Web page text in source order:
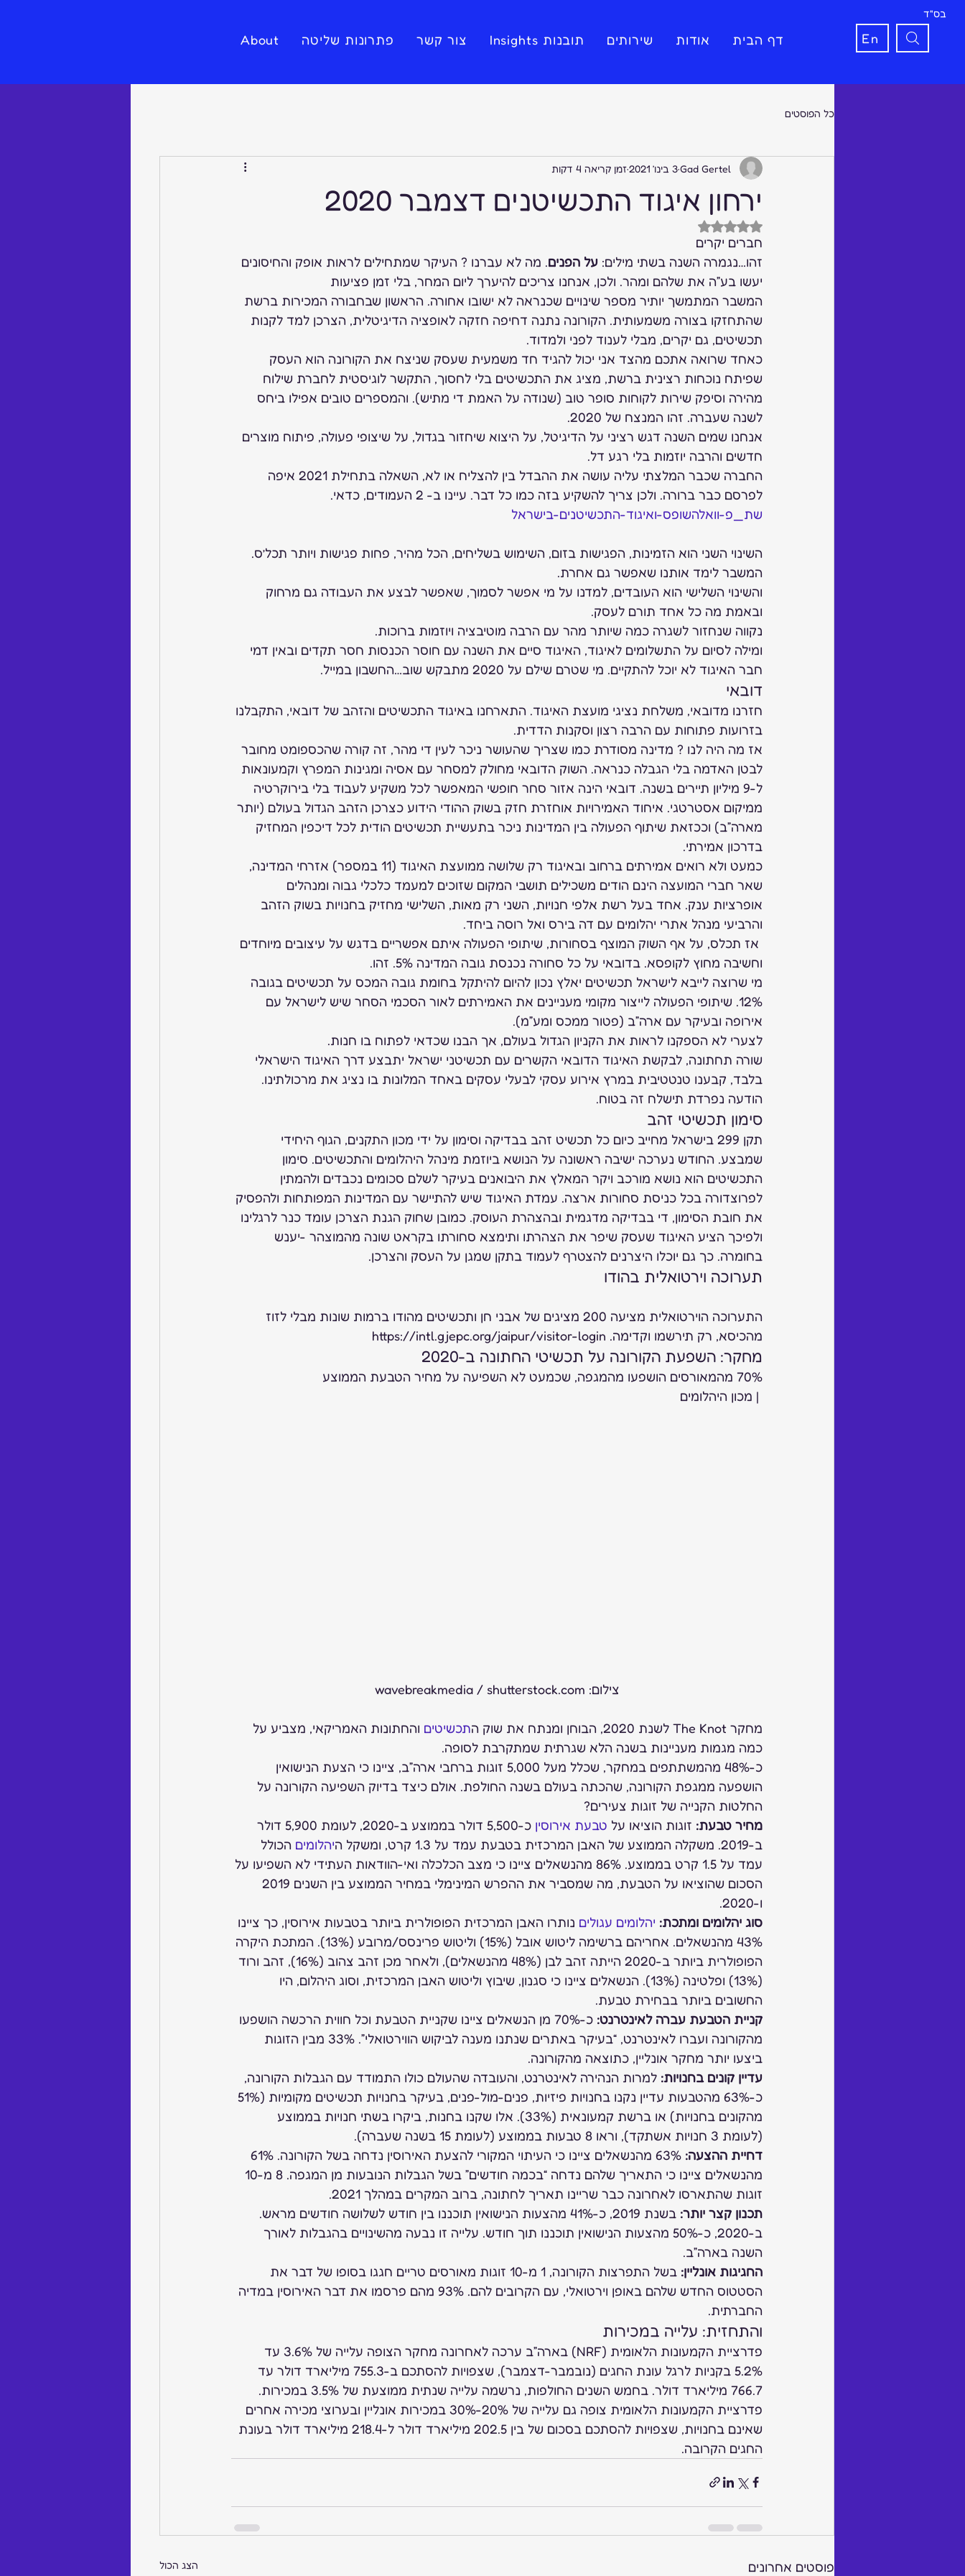
דף הבית אודות שירותים תובנות Insights צור קשר פתרונות שליטה About
בס"ד
En
כל הפוסטים
ירחון איגוד התכשיטנים דצמבר 2020
Gad Gertel3 בינו׳ 2021 זמן קריאה 4 דקות
דירוג של NaN מתוך 5 כוכבים
חברים יקרים
זהו…נגמרה השנה בשתי מילים: על הפנים. מה לא עברנו ? העיקר שמתחילים לראות אופק והחיסונים
יעשו בע”ה את שלהם ומהר. ולכן, אנחנו צריכים להיערך ליום המחר, בלי זמן פציעות
המשבר המתמשך יותיר מספר שינויים שכנראה לא ישובו אחורה. הראשון שבחבורה המכירות ברשת
שהתחזקו בצורה משמעותית. הקורונה נתנה דחיפה חזקה לאופציה הדיגיטלית, הצרכן למד לקנות
תכשיטים, גם יקרים, מבלי לענוד לפני ולמדוד.
כאחד שרואה אתכם מהצד אני יכול להגיד חד משמעית שעסק שניצח את הקורונה הוא העסק
שפיתח נוכחות רצינית ברשת, מציג את התכשיטים בלי לחסוך, התקשר לוגיסטית לחברת שילוח
מהירה וסיפק שירות לקוחות סופר טוב (שנודה על האמת די מתיש). והמספרים טובים אפילו ביחס
לשנה שעברה. זהו המנצח של 2020.
אנחנו שמים השנה דגש רציני על הדיגיטל, על היצוא שיחזור בגדול, על שיצופי פעולה, פיתוח מוצרים
חדשים והרבה יוזמות בלי רגע דל.
החברה שכבר המלצתי עליה עושה את ההבדל בין להצליח או לא, השאלה בתחילת 2021 איפה
לפרסם כבר ברורה. ולכן צריך להשקיע בזה כמו כל דבר. עיינו ב- 2 העמודים, כדאי.
שת_פ-וואלהשופס-ואיגוד-התכשיטנים-בישראל
השינוי השני הוא הזמינות, הפגישות בזום, השימוש בשליחים, הכל מהיר, פחות פגישות ויותר תכל’ס.
המשבר לימד אותנו שאפשר גם אחרת.
והשינוי השלישי הוא העובדים, למדנו על מי אפשר לסמוך, שאפשר לבצע את העבודה גם מרחוק
ובאמת מה כל אחד תורם לעסק.
נקווה שנחזור לשגרה כמה שיותר מהר עם הרבה מוטיבציה ויוזמות ברוכות.
ומילה לסיום על התשלומים לאיגוד, האיגוד סיים את השנה עם חוסר הכנסות חסר תקדים ובאין דמי
חבר האיגוד לא יוכל להתקיים. מי שטרם שילם על 2020 מתבקש שוב…החשבון במייל.
דובאי
חזרנו מדובאי, משלחת נציגי מועצת האיגוד. התארחנו באיגוד התכשיטים והזהב של דובאי, התקבלנו
בזרועות פתוחות עם הרבה רצון וסקנות הדדית.
אז מה היה לנו ? מדינה מסודרת כמו שצריך שהעושר ניכר לעין די מהר, זה קורה שהכספומט מחובר
לבטן האדמה בלי הגבלה כנראה. השוק הדובאי מחולק למסחר עם אסיה ומגינות המפרץ וקמעונאות
ל-9 מיליון תיירים בשנה. דובאי הינה אזור סחר חופשי המאפשר לכל משקיע לעבוד בלי בירוקרטיה
ממיקום אסטרטגי. איחוד האמירויות אוחזרת חזק בשוק ההודי הידוע כצרכן הזהב הגדול בעולם (יותר
מארה”ב) וככזאת שיתוף הפעולה בין המדינות ניכר בתעשיית תכשיטים הודית לכל דיכפין המחזיק
בדרכון אמירתי.
כמעט ולא רואים אמירתים ברחוב ובאיגוד רק שלושה ממועצת האיגוד (11 במספר) אזרחי המדינה,
שאר חברי המועצה הינם הודים משכילים תושבי המקום שזוכים למעמד כלכלי גבוה ומנהלים
אופרציות ענק. אחד בעל רשת אלפי חנויות, השני רק מאות, השלישי מחזיק בחנויות בשוק הזהב
והרביעי מנהל אתרי יהלומים עם דה בירס ואל רוסה ביחד.
אז תכלס, על אף השוק המוצף בסחורות, שיתופי הפעולה איתם אפשריים בדגש על עיצובים מיוחדים
וחשיבה מחוץ לקופסא. בדובאי על כל סחורה נכנסת גובה המדינה 5%. זהו.
מי שרוצה לייבא לישראל תכשיטים יאלץ נכון להיום להיתקל בחומת גובה המכס על תכשיטים בגובה
12%. שיתופי הפעולה לייצור מקומי מעניינים את האמירתים לאור הסכמי הסחר שיש לישראל עם
אירופה ובעיקר עם ארה”ב (פטור ממכס ומע”מ).
לצערי לא הספקנו לראות את הקניון הגדול בעולם, אך הבנו שכדאי לפתוח בו חנות.
שורה תחתונה, לבקשת האיגוד הדובאי הקשרים עם תכשיטני ישראל יתבצע דרך האיגוד הישראלי
בלבד, קבענו טנטטיבית במרץ אירוע עסקי לבעלי עסקים באחד המלונות בו נציג את מרכולתינו.
הודעה נפרדת תישלח זה בטוח.
סימון תכשיטי זהב
תקן 299 בישראל מחייב כיום כל תכשיט זהב בבדיקה וסימון על ידי מכון התקנים, הגוף היחידי
שמבצע. החודש נערכה ישיבה ראשונה על הנושא ביוזמת מינהל היהלומים והתכשיטים. סימון
התכשיטים הוא נושא מורכב ויקר המאלץ את היבואנים בעיקר לשלם סכומים נכבדים ולהמתין
לפרוצדורה בכל כניסת סחורות ארצה. עמדת האיגוד שיש להתיישר עם המדינות המפותחות ולהפסיק
את חובת הסימון, די בבדיקה מדגמית ובהצהרת העוסק. כמובן שחוק הגנת הצרכן עומד כנר לרגלינו
ולפיכך הציע האיגוד שעסק שיפר את הצהרתו ותימצא סחורתו בקראט שונה מהמוצהר -יענש
בחומרה. כך גם יוכלו היצרנים להצטרף לעמוד בתקן שמגן על העסק והצרכן.
תערוכה וירטואלית בהודו
התערוכה הוירטואלית מציעה 200 מציגים של אבני חן ותכשיטים מהודו ברמות שונות מבלי לזוז
מהכיסא, רק תירשמו וקדימה. https://intl.gjepc.org/jaipur/visitor-login
מחקר: השפעת הקורונה על תכשיטי החתונה ב-2020
70% מהמאורסים הושפעו מהמגפה, שכמעט לא השפיעה על מחיר הטבעת הממוצע
צילום: wavebreakmedia / shutterstock.com
מחקר The Knot לשנת 2020, הבוחן ומנתח את שוק ה תכשיטים והחתונות האמריקאי, מצביע על
כמה מגמות מעניינות בשנה הלא שגרתית שמתקרבת לסופה.
כ-48% מהמשתתפים במחקר, שכלל מעל 5,000 זוגות ברחבי ארה”ב, ציינו כי הצעת הנישואין
הושפעה ממגפת הקורונה, שהכתה בעולם בשנה החולפת. אולם כיצד בדיוק השפיעה הקורונה על
החלטות הקנייה של זוגות צעירים?
מחיר טבעת: זוגות הוציאו על טבעת אירוסין
כ-5,500 דולר בממוצע ב-2020, לעומת 5,900 דולר
ב-2019. משקלה הממוצע של האבן המרכזית בטבעת עמד על 1.3 קרט, ומשקל ה
יהלומים הכולל
עמד על 1.5 קרט בממוצע. 86% מהנשאלים ציינו כי מצב הכלכלה ואי-הוודאות העתידי לא השפיעו על
ו-2020.
סוג יהלומים ומתכת: יהלומים עגולים נותרו האבן המרכזית הפופולרית ביותר בטבעות אירוסין, כך ציינו
43% מהנשאלים. אחריהם ברשימה ליטוש אובל (15%) וליטוש פרינסס/מרובע (13%). המתכת היקרה
הפופולרית ביותר ב-2020 הייתה זהב לבן (48% מהנשאלים), ולאחר מכן זהב צהוב (16%), זהב ורוד
(13%) ופלטינה (13%). הנשאלים ציינו כי סגנון, שיבוץ וליטוש האבן המרכזית, וסוג היהלום, היו
החשובים ביותר בבחירת טבעת.
קניית הטבעת עברה לאינטרנט:
כ-70% מן הנשאלים ציינו שקניית הטבעת וכל חווית הרכשה הושפעו
מהקורונה ועברו לאינטרנט, “בעיקר באתרים שנתנו מענה לביקוש הווירטואלי”. 33% מבין הזוגות
ביצעו יותר מחקר אונליין, כתוצאה מהקורונה.
עדיין קונים בחנויות: למרות הנהירה לאינטרנט, והעובדה שהעולם כולו התמודד עם הגבלות הקורונה,
מהקונים בחנויות) או ברשת קמעונאית (33%). אלו שקנו בחנות, ביקרו בשתי חנויות בממוצע
(לעומת 3 חנויות אשתקד), וראו 8 טבעות בממוצע (לעומת 15 בשנה שעברה).
דחיית ההצעה:
זוגות שהתארסו לאחרונה כבר שריינו תאריך לחתונה, ברוב המקרים במהלך 2021.
תכנון קצר יותר:
בשנת 2019, כ-41% מהצעות הנישואין תוכננו בין חודש לשלושה חודשים מראש.
ב-2020, כ-50% מהצעות הנישואין תוכננו תוך חודש. עלייה זו נבעה מהשינויים בהגבלות לאורך
השנה בארה”ב.
החגיגות אונליין:
בשל התפרצות הקורונה, 1 מ-10 זוגות מאורסים טריים חגגו בסופו של דבר את
הסטטוס החדש שלהם באופן וירטואלי, עם הקרובים להם. 93% מהם פרסמו את דבר האירוסין במדיה
החברתית.
והתחזית: עלייה במכירות
פדרציית הקמעונות הלאומית (NRF) בארה”ב ערכה לאחרונה מחקר הצופה עלייה של 3.6% עד
5.2% בקניות לרגל עונת החגים (נובמבר-דצמבר), שצפויות להסתכם ב-755.3 מיליארד דולר עד
766.7 מיליארד דולר. בחמש השנים החולפות, נרשמה עלייה שנתית ממוצעת של 3.5% במכירות.
פדרציית הקמעונות הלאומית צופה גם עלייה של 20%-30% במכירות אונליין ובערוצי מכירה אחרים
שאינם בחנויות, שצפויות להסתכם בסכום של בין 202.5 מיליארד דולר ל-218.4 מיליארד דולר בעונת
החגים הקרובה.
פוסטים אחרונים הצג הכול